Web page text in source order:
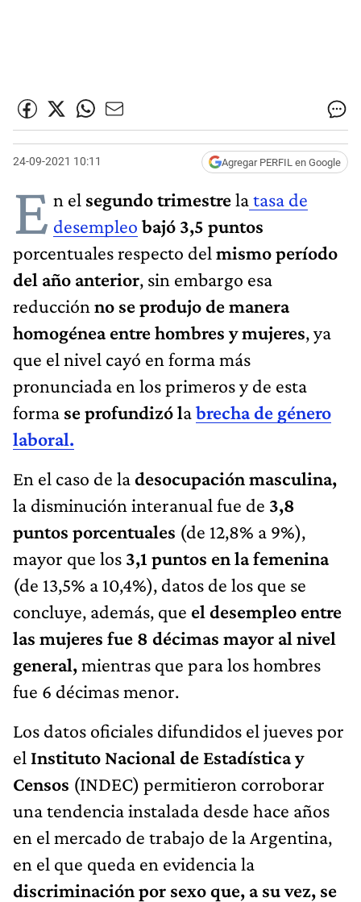
24-09-2021 10:11 Agregar PERFIL en Google
E n el segundo trimestrelatasa de
desempleo bajó 3,5 puntos
porcentuales respecto del mismo período
del año anterior, sin embargo esa
reducción no se produjo de manera
homogénea entre hombres y mujeres, ya
que el nivel cayó en forma más
pronunciada en los primeros y de esta
forma se profundizó labrecha de género
laboral.
En el caso de ladesocupación masculina,
la disminución interanual fue de 3,8
puntos porcentuales (de 12,8% a 9%),
mayor que los 3,1 puntos en la femenina
(de 13,5% a 10,4%), datos de los que se
concluye, además, que el desempleo entre
las mujeres fue 8 décimas mayor al nivel
general,mientras que para los hombres
fue 6 décimas menor.
Los datos oficiales difundidos el jueves por
el Instituto Nacional de Estadística y
Censos (INDEC) permitieron corroborar
una tendencia instalada desde hace años
en el mercado de trabajo de la Argentina,
en el que queda en evidencia la
discriminación por sexo que, a su vez, se